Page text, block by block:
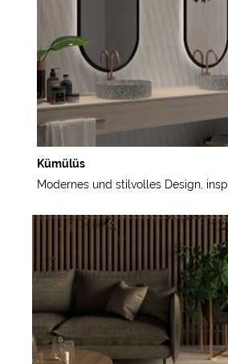
Kümülüs
Modernes und stilvolles Design,